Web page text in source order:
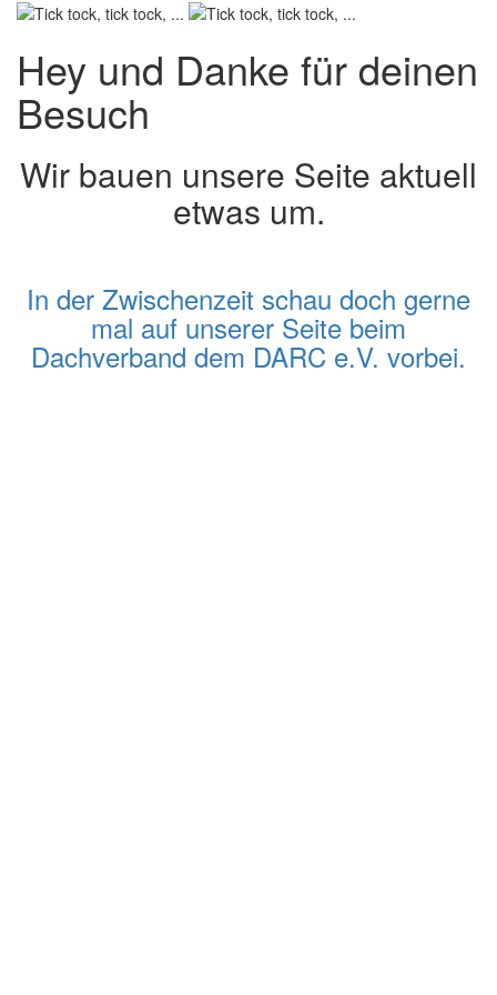
Hey und Danke für deinen
Besuch
Wir bauen unsere Seite aktuell
etwas um.
In der Zwischenzeit schau doch gerne
mal auf unserer Seite beim
Dachverband dem DARC e.V. vorbei.